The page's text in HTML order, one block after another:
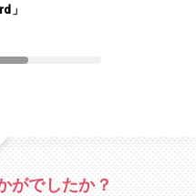
」
がでしたか？